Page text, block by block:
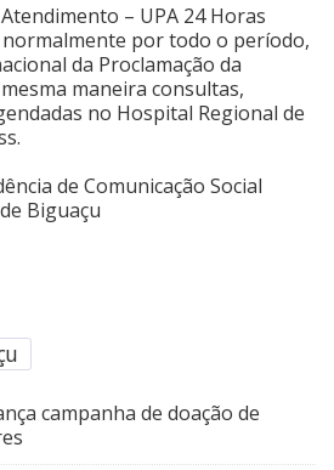
– UPA 24 Horas
por todo o período,
da Proclamação da
maneira consultas,
no Hospital Regional de
de Comunicação Social
Biguaçu
campanha de doação de